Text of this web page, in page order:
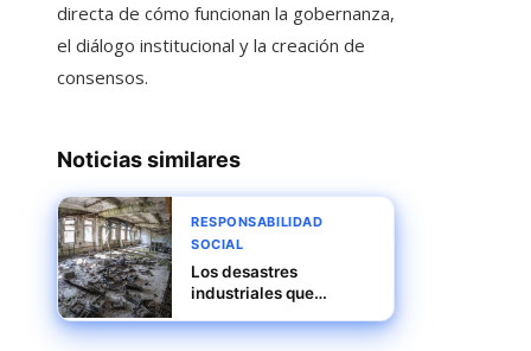
directa de cómo funcionan la gobernanza,
el diálogo institucional y la creación de
consensos.
Noticias similares
RESPONSABILIDAD
SOCIAL
Los desastres
industriales que
ambiental y de riesgos